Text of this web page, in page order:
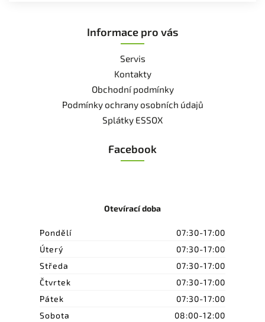
Informace pro vás
Servis
Kontakty
Obchodní podmínky
Podmínky ochrany osobních údajů
Splátky ESSOX
Facebook
Otevírací doba
Pondělí
07:30-17:00
Úterý
07:30-17:00
Středa
07:30-17:00
Čtvrtek
07:30-17:00
Pátek
07:30-17:00
Sobota
08:00-12:00